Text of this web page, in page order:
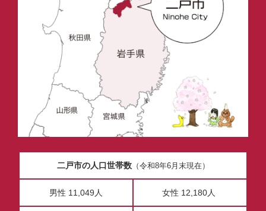
二戸市の人口世帯数（令和8年6月末現在）
男性 11,049人 女性 12,180人